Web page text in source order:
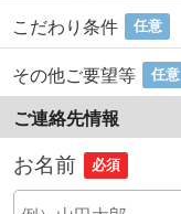
こだわり条件 任意
その他ご要望等 任意
ご連絡先情報
お名前 必須